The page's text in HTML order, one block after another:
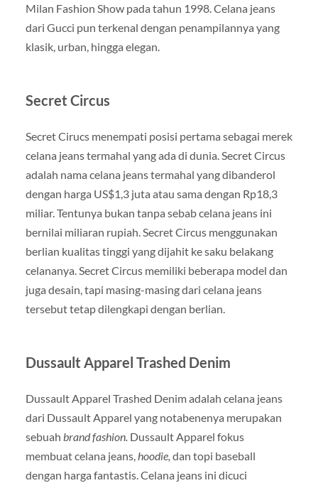
Milan Fashion Show pada tahun 1998. Celana jeans
dari Gucci pun terkenal dengan penampilannya yang
klasik, urban, hingga elegan.
Secret Circus
Secret Cirucs menempati posisi pertama sebagai merek
celana jeans termahal yang ada di dunia. Secret Circus
adalah nama celana jeans termahal yang dibanderol
dengan harga US$1,3 juta atau sama dengan Rp18,3
miliar. Tentunya bukan tanpa sebab celana jeans ini
bernilai miliaran rupiah. Secret Circus menggunakan
berlian kualitas tinggi yang dijahit ke saku belakang
celananya. Secret Circus memiliki beberapa model dan
juga desain, tapi masing-masing dari celana jeans
tersebut tetap dilengkapi dengan berlian.
Dussault Apparel Trashed Denim
Dussault Apparel Trashed Denim adalah celana jeans
dari Dussault Apparel yang notabenenya merupakan
sebuah brand fashion. Dussault Apparel fokus
membuat celana jeans, hoodie, dan topi baseball
dengan harga fantastis. Celana jeans ini dicuci